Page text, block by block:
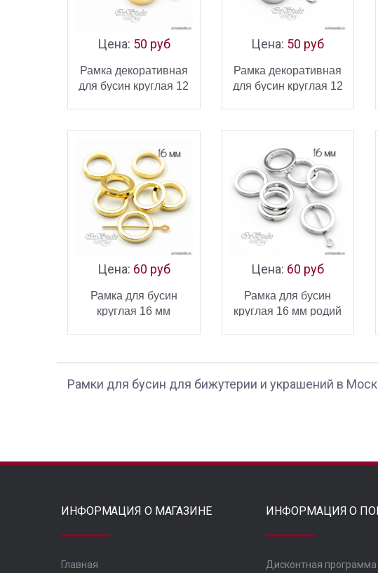
Цена: 50 руб
Рамка декоративная
для бусин круглая 12
В КОРЗИНУ
КУПИТЬ
Цена: 50 руб
Рамка декоративная
для бусин круглая 12
В КОРЗИНУ
КУПИТЬ
Цена: 60 руб
Рамка для бусин
круглая 16 мм
В КОРЗИНУ
Цена: 60 руб
Рамка для бусин
круглая 16 мм родий
В КОРЗИНУ
КУПИТЬ
Рамки для бусин для бижутерии и украшений в
ИНФОРМАЦИЯ О МАГАЗИНЕ
Главная
ИНФОРМАЦИЯ О
Дисконтная программа